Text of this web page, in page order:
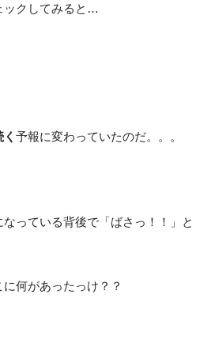
ックしてみると…
予報に変わっていたのだ。。。
っている背後で「ばさっ！！」と
何があったっけ？？